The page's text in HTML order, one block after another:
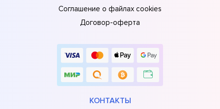
Соглашение о файлах cookies
Договор-оферта
КОНТАКТЫ